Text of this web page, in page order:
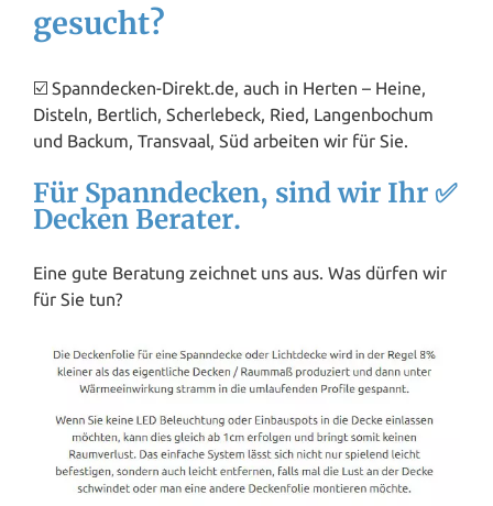
gesucht?
☑️ Spanndecken-Direkt.de, auch in Herten – Heine,
Disteln, Bertlich, Scherlebeck, Ried, Langenbochum
und Backum, Transvaal, Süd arbeiten wir für Sie.
Für Spanndecken, sind wir Ihr ✅
Decken Berater.
Eine gute Beratung zeichnet uns aus. Was dürfen wir
für Sie tun?